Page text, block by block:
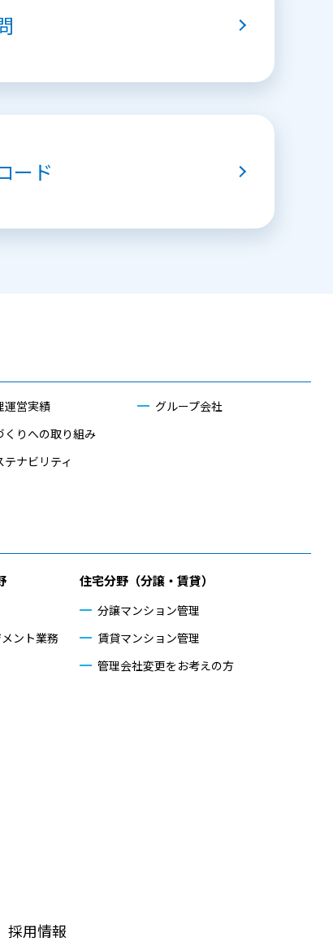
ード
運営実績
くりへの取り組み
テナビリティ
グループ会社
ント業務
住宅分野（分譲・賃貸）
分譲マンション管理
賃貸マンション管理
管理会社変更をお考えの方
採用情報